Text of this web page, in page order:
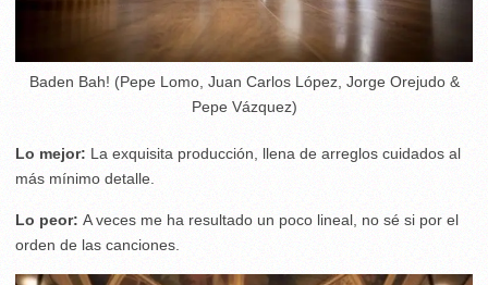
Baden Bah! (Pepe Lomo, Juan Carlos López, Jorge Orejudo &
Pepe Vázquez)
Lo mejor: La exquisita producción, llena de arreglos cuidados al
más mínimo detalle.
Lo peor: A veces me ha resultado un poco lineal, no sé si por el
orden de las canciones.